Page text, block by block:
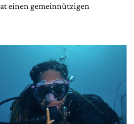
einen gemeinnützigen